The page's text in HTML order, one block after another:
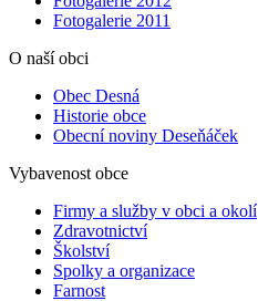
Fotogalerie 2011
O naší obci
Obec Desná
Historie obce
Obecní noviny Deseňáček
Vybavenost obce
Firmy a služby v obci a okolí
Zdravotnictví
Školství
Spolky a organizace
Farnost